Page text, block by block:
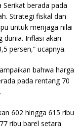
berada pada
Strategi fiskal dan
untuk menjaga nilai
Inflasi akan
persen,” ucapnya.
bahwa harga
pada rentang 70
602 hingga 615 ribu
ribu barel setara